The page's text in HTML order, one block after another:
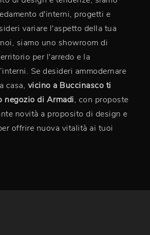
d'interni, progetti e
variare l'aspetto della tua
siamo uno showroom di
per l'arredo e la
Se desideri ammodernare
casa, vicino a Buccinasco ti
negozio di Armadi, con proposte
novità a proposito di design e
offrire nuova vitalità ai tuoi